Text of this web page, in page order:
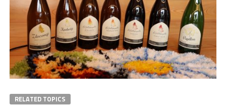
RELATED TOPICS